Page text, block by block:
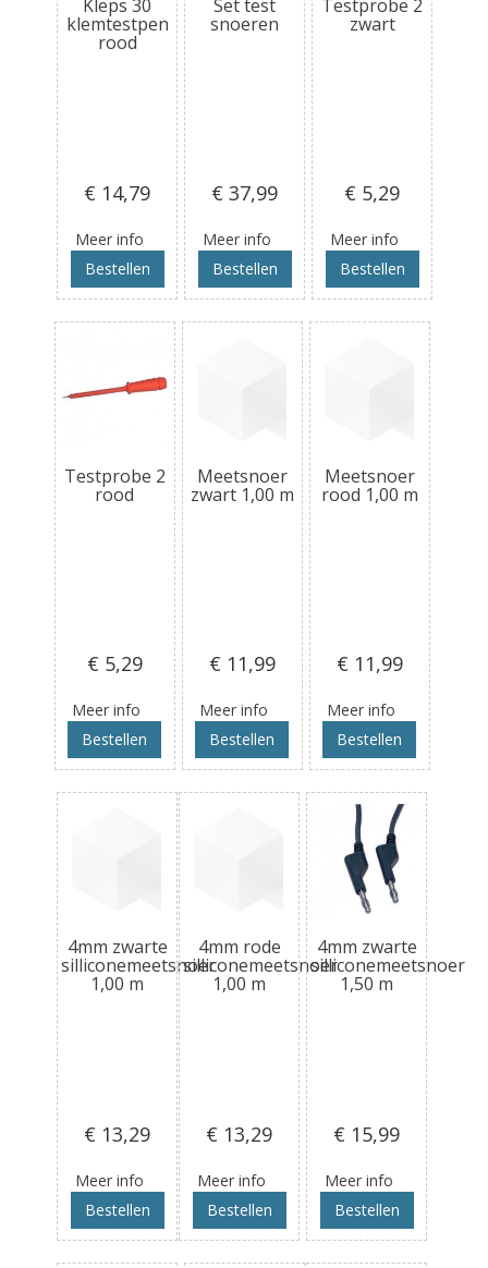
Kleps 30
klemtestpen
rood
€ 14,79
Meer info
Bestellen
Set test
snoeren
€ 37,99
Meer info
Bestellen
Testprobe 2
zwart
€ 5,29
Meer info
Bestellen
Testprobe 2
rood
€ 5,29
Meer info
Bestellen
Meetsnoer
zwart 1,00 m
€ 11,99
Meer info
Bestellen
Meetsnoer
rood 1,00 m
€ 11,99
Meer info
Bestellen
4mm zwarte
silliconemeetsnoer
1,00 m
€ 13,29
Meer info
Bestellen
4mm rode
silliconemeetsnoer
1,00 m
€ 13,29
Meer info
Bestellen
4mm zwarte
silliconemeetsnoer
1,50 m
€ 15,99
Meer info
Bestellen